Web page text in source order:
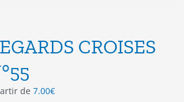
CROISES
de 7.00€